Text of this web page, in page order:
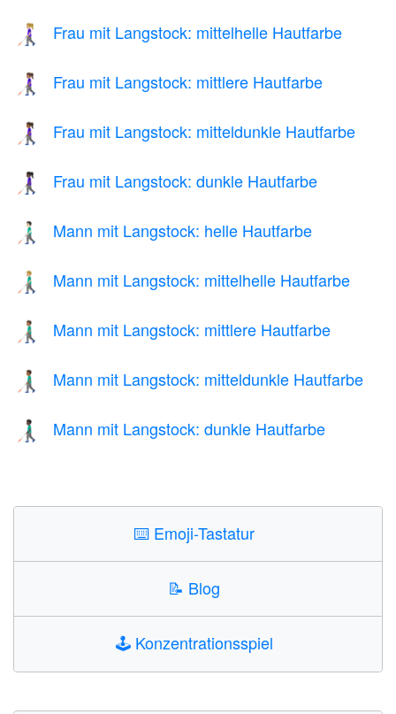
👩🏼‍🦯 Frau mit Langstock: mittelhelle Hautfarbe
👩🏽‍🦯 Frau mit Langstock: mittlere Hautfarbe
👩🏾‍🦯 Frau mit Langstock: mitteldunkle Hautfarbe
👩🏿‍🦯 Frau mit Langstock: dunkle Hautfarbe
👨🏻‍🦯 Mann mit Langstock: helle Hautfarbe
👨🏼‍🦯 Mann mit Langstock: mittelhelle Hautfarbe
👨🏽‍🦯 Mann mit Langstock: mittlere Hautfarbe
👨🏾‍🦯 Mann mit Langstock: mitteldunkle Hautfarbe
👨🏿‍🦯 Mann mit Langstock: dunkle Hautfarbe
⌨️ Emoji-Tastatur
📝 Blog
🕹️ Konzentrationsspiel